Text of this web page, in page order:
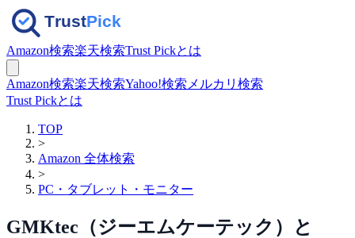
Amazon検索楽天検索Trust Pickとは
Amazon検索楽天検索Yahoo!検索 メルカリ検索
Trust Pickとは
TOP
>
Amazon 全体検索
>
PC・タブレット・モニター
GMKtec（ジーエムケーテック）と